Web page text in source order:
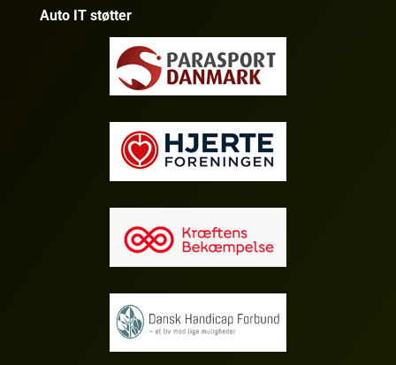
Auto IT støtter